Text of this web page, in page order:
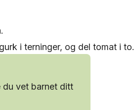
i terninger, og del tomat i to.
du vet barnet ditt